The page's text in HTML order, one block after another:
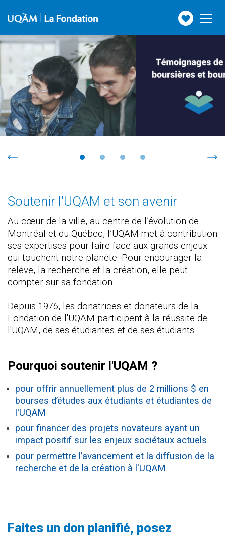
Faire
un
Toggle
navigation
Soutenir l'UQAM et son avenir
Au cœur de la ville, au centre de l’évolution de
Montréal et du Québec, l’UQAM met à contribution
ses expertises pour faire face aux grands enjeux
qui touchent notre planète. Pour encourager la
relève, la recherche et la création, elle peut
compter sur sa fondation.
Depuis 1976, les donatrices et donateurs de la
Fondation de l'UQAM participent à la réussite de
l'UQAM, de ses étudiantes et de ses étudiants.
Pourquoi soutenir l'UQAM ?
pour offrir annuellement plus de 2 millions $ en
bourses d’études aux étudiants et étudiantes de
l'UQAM
pour financer des projets novateurs ayant un
impact positif sur les enjeux sociétaux actuels
pour permettre l’avancement et la diffusion de la
recherche et de la création à l'UQAM
Faites un don planifié, posez